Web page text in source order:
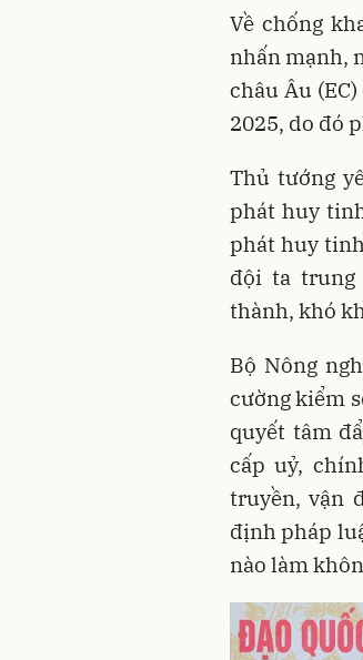
Về chống
nhấn mạnh,
châu Âu
2025, do đó
Thủ tướng
phát huy
phát huy
đội ta trung
thành, khó
Bộ Nông
cường kiểm
quyết tâm
cấp uỷ,
truyền, vận
định pháp
nào làm